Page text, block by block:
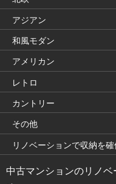
アジアン
和風モダン
アメリカン
レトロ
カントリー
その他
リノベーションで収納を
中古マンションのリノ